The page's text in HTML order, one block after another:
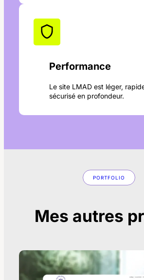
Performance
Le site LMAD est léger,
sécurisé en profondeur.
PORTFOLIO
Mes autres